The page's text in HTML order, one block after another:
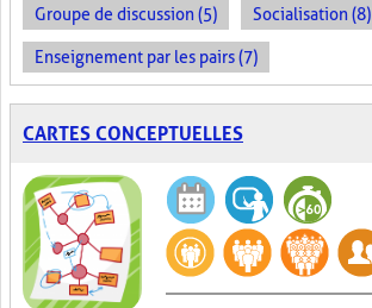
Groupe de discussion (5) Socialisation (8)
Enseignement par les pairs (7)
CARTES CONCEPTUELLES